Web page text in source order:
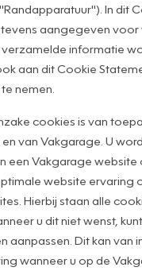
In dit
aangegeven voor
informatie
aan dit Cookie
nemen.
cookies is van
van Vakgarage. U
een Vakgarage website
website ervaring
Hierbij staan alle
u dit niet wenst,
aanpassen. Dit kan van
wanneer u op de